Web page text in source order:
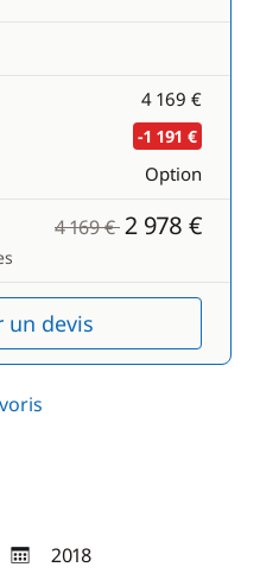
4 169 €
-1 191 €
Option
4 169 €2 978 €
un devis
2018
année